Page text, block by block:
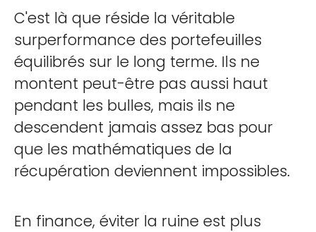
C'est là que réside la véritable
surperformance des portefeuilles
équilibrés sur le long terme. Ils ne
montent peut-être pas aussi haut
pendant les bulles, mais ils ne
descendent jamais assez bas pour
que les mathématiques de la
récupération deviennent impossibles.
En finance, éviter la ruine est plus